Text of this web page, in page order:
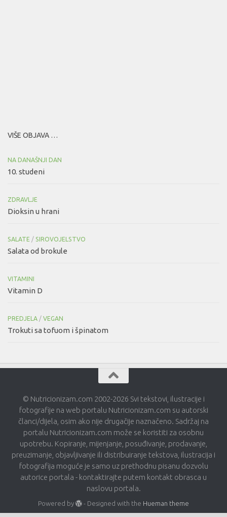
VIŠE OBJAVA …
NA DANAŠNJI DAN
10. studeni
ZDRAVLJE
Dioksin u hrani
SALATE / SIROVOJELSTVO
Salata od brokule
VITAMINI
Vitamin D
PREDJELA / VEGAN
Trokuti sa tofuom i špinatom
© Nutricionizam.com 2002-2026 Svi tekstovi, ilustracije i
fotografije na web portalu Nutricionizam.com su autorski
članci/dijela, osim ako nije drugačije naznačeno. Sadržaj na
portalu Nutricionizam.com može se koristiti za osobnu
upotrebu. Kopiranje, mijenjanje, posuđivanje, prodavanje,
preuzimanje, objavljivanje ili distribuiranje tekstova, ilustracija i
fotografija moguće je samo uz prethodnu pisanu dozvolu
autorice portala - kontaktirajte putem kontakt obrasca u
naslovu portala.
Powered by - Designed with the Hueman theme